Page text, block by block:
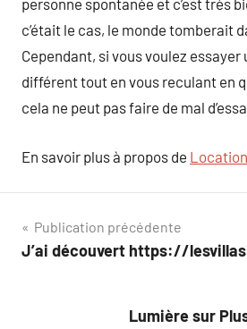
personne spontanée et c’est très
c’était le cas, le monde tomberait
Cependant, si vous voulez essayer
différent tout en vous reculant en
cela ne peut pas faire de mal
En savoir plus à propos de
Navigation
de
Publication précédente
J’ai découvert https://
Lumière sur